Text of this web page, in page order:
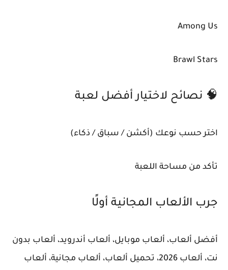
Among Us
Brawl Stars
🧠 نصائح لاختيار أفضل لعبة
اختر حسب نوعك (أكشن / سباق / ذكاء)
تأكد من مساحة اللعبة
جرب الألعاب المجانية أولًا
أفضل ألعاب، ألعاب موبايل، ألعاب أندرويد، ألعاب بدون
نت، ألعاب 2026، تحميل ألعاب، ألعاب مجانية، ألعاب